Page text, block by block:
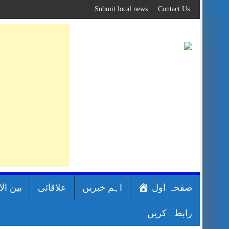
to
content
Contact Us
Submit local news
صفحہ اول اہم خبریں علاقائی بین
رابطہ کریں